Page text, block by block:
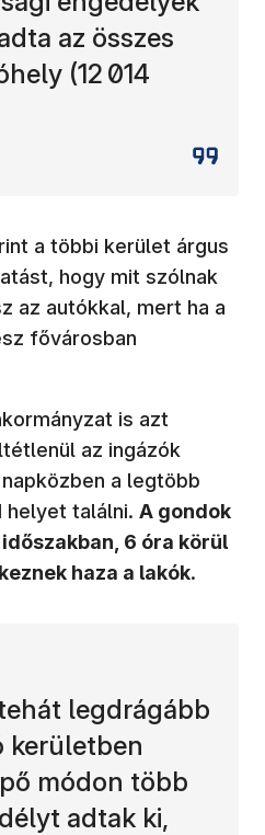
az összes
(12 014
a többi kerület árgus
hogy mit szólnak
az autókkal, mert ha a
fővárosban
is azt
az ingázók
a legtöbb
helyet találni. A gondok
6 óra körül
haza a lakók.
legdrágább
kerületben
módon több
adtak ki,